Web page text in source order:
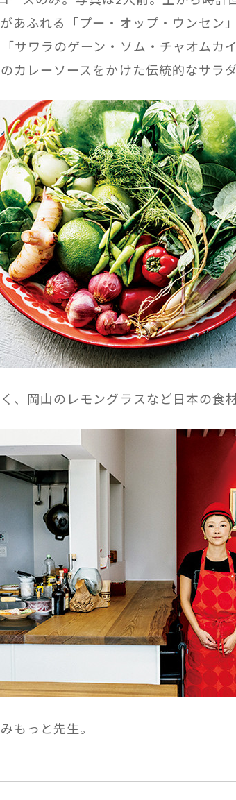
あふれる「プー・オップ・ウンセン
サワラのゲーン・ソム・チャオムカ
カレーソースをかけた伝統的なサラ
、岡山のレモングラスなど日本の食材
もっと先生。